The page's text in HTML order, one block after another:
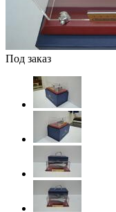
Под заказ